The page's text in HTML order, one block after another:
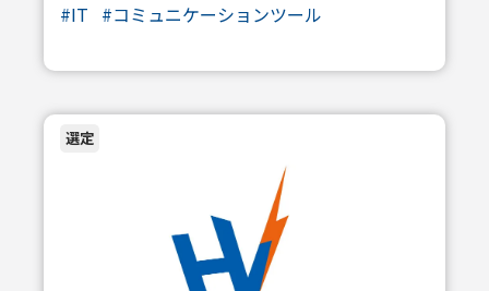
#IT #コミュニケーションツール
選定